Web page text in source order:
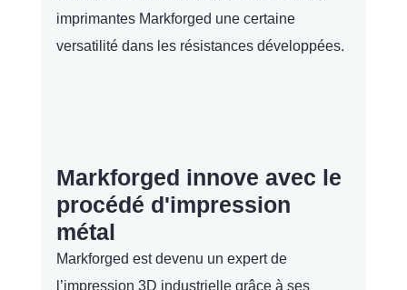
imprimantes Markforged une certaine
versatilité dans les résistances développées.
Markforged innove avec le
procédé d'impression
métal
Markforged est devenu un expert de
l’impression 3D industrielle grâce à ses